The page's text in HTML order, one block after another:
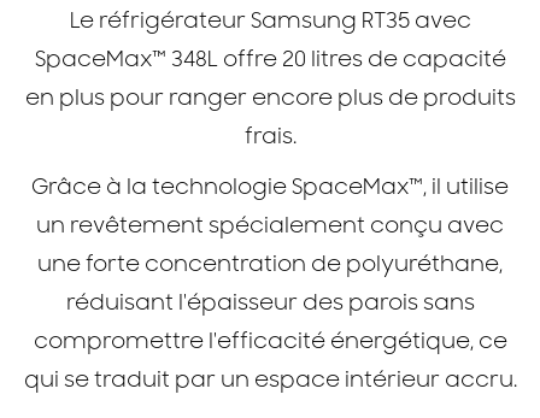
Le réfrigérateur Samsung RT35 avec
SpaceMax™ 348L offre 20 litres de capacité
en plus pour ranger encore plus de produits
frais.
Grâce à la technologie SpaceMax™, il utilise
un revêtement spécialement conçu avec
une forte concentration de polyuréthane,
réduisant l'épaisseur des parois sans
compromettre l'efficacité énergétique, ce
qui se traduit par un espace intérieur accru.